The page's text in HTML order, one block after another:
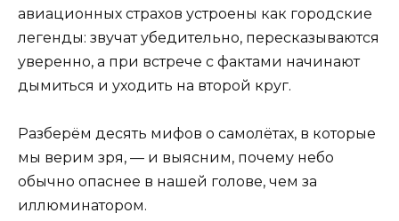
авиационных страхов устроены как городские
легенды: звучат убедительно, пересказываются
уверенно, а при встрече с фактами начинают
дымиться и уходить на второй круг.
Разберём десять мифов о самолётах, в которые
мы верим зря, — и выясним, почему небо
обычно опаснее в нашей голове, чем за
иллюминатором.